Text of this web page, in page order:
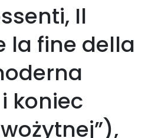
Il
la fine della
koniec